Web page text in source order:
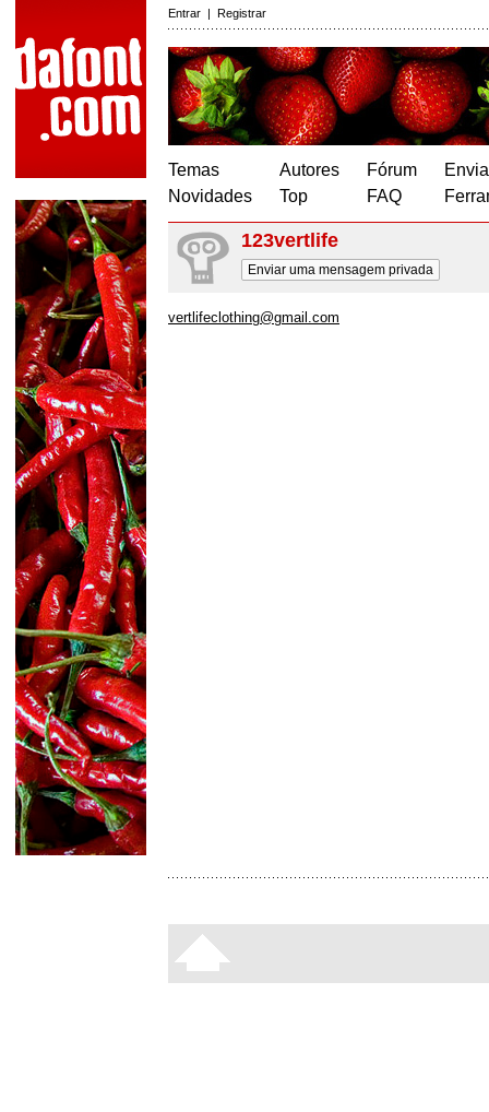
Entrar | Registrar
Temas
Novidades
Autores
Top
Fórum
FAQ
123vertlife
Enviar uma mensagem privada
vertlifeclothing@gmail.com